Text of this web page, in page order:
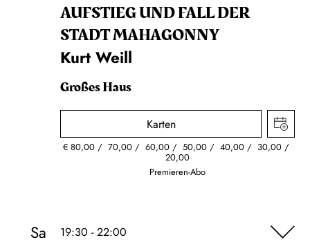
AUFSTIEG UND FALL DER
STADT MAHAGONNY
Kurt Weill
Großes Haus
Karten
€80,00 70,00 60,00 50,00 40,00 30,00
20,00
Premieren-Abo
Sa 19:30 - 22:00